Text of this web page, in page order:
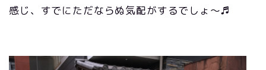
感じ、すでにただならぬ気配がするでしょ〜♬